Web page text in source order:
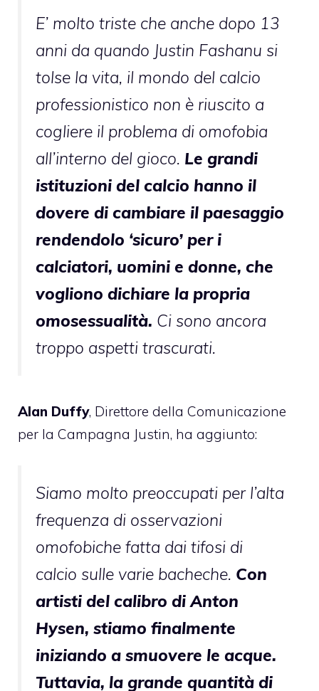
E’ molto triste che anche dopo 13
anni da quando Justin Fashanu si
tolse la vita, il mondo del calcio
professionistico non è riuscito a
cogliere il problema di omofobia
all’interno del gioco. Le grandi
istituzioni del calcio hanno il
dovere di cambiare il paesaggio
rendendolo ‘sicuro’ per i
calciatori, uomini e donne, che
vogliono dichiare la propria
omosessualità. Ci sono ancora
troppo aspetti trascurati.
Alan Duffy, Direttore della Comunicazione
per la Campagna Justin, ha aggiunto:
Siamo molto preoccupati per l’alta
frequenza di osservazioni
omofobiche fatta dai tifosi di
calcio sulle varie bacheche. Con
artisti del calibro di Anton
Hysen, stiamo finalmente
iniziando a smuovere le acque.
Tuttavia, la grande quantità di